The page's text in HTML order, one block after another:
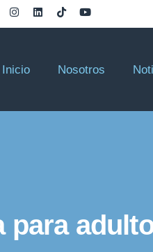
Inicio Nosotros
para